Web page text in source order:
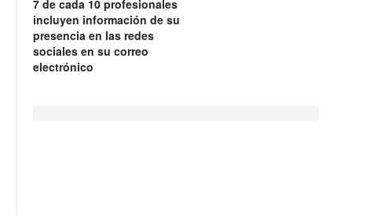
7 de cada 10 profesionales
incluyen información de su
presencia en las redes
sociales en su correo
electrónico